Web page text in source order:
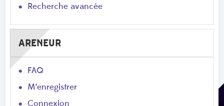
Recherche avancée
ARENEUR
FAQ
M’enregistrer
Connexion